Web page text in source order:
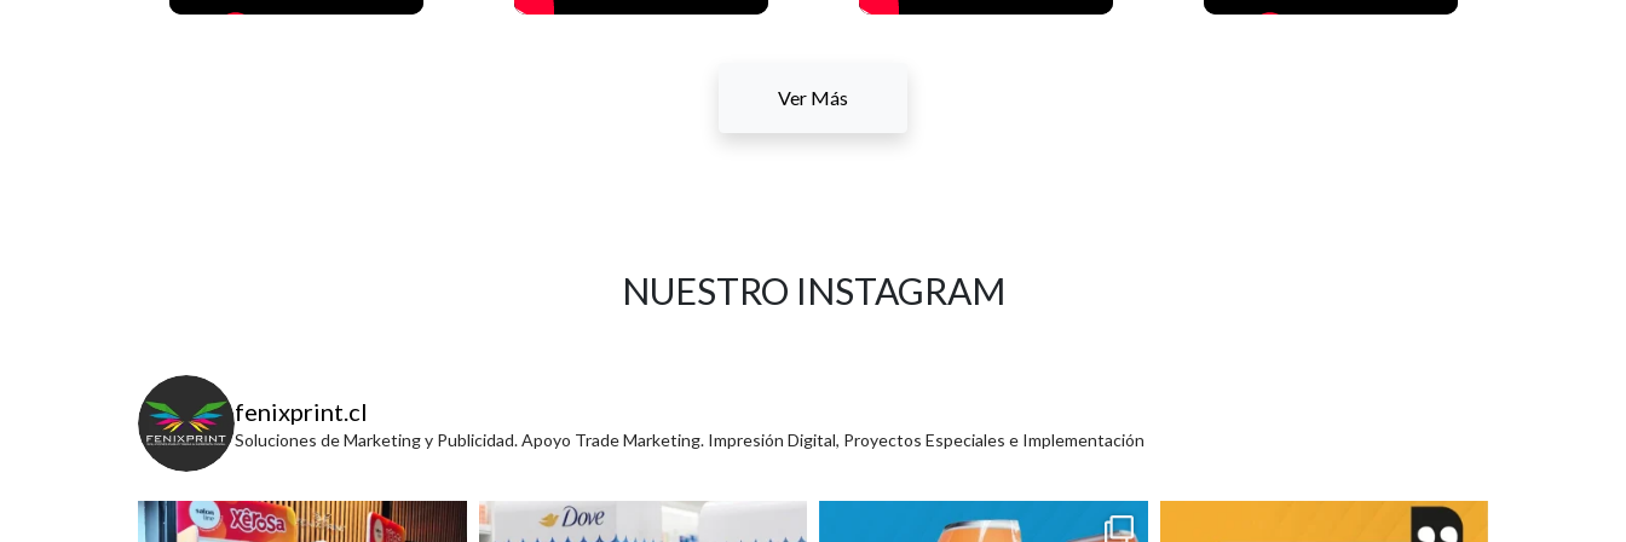
Ver Más
NUESTRO INSTAGRAM
fenixprint.cl
Soluciones de Marketing y Publicidad. Apoyo Trade Marketing. Impresión Digital, Proyectos Especiales e Implementación